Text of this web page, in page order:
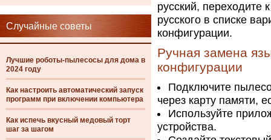
Случайные советы
Лучшие роботы-пылесосы для дома в
2024 году
Как настроить автоматический запуск
программ при включении компьютера
Как испечь вкусный медовый торт
шаг за шагом
русский, переходите
русского в списке
конфигурации.
Ручная замена
конфигурации
Подключите
через карту памяти,
Используйте
устройства.